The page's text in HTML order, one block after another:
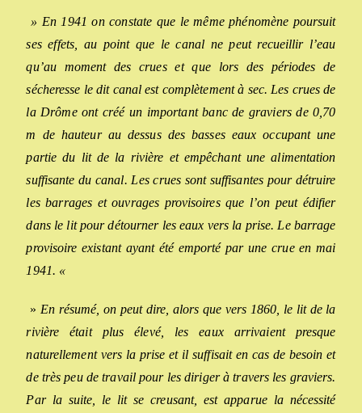
» En 1941 on constate que le même phénomène poursuit
ses effets, au point que le canal ne peut recueillir l’eau
qu’au moment des crues et que lors des périodes de
sécheresse le dit canal est complètement à sec. Les crues de
la Drôme ont créé un important banc de graviers de 0,70
m de hauteur au dessus des basses eaux occupant une
partie du lit de la rivière et empêchant une alimentation
suffisante du canal. Les crues sont suffisantes pour détruire
les barrages et ouvrages provisoires que l’on peut édifier
dans le lit pour détourner les eaux vers la prise. Le barrage
provisoire existant ayant été emporté par une crue en mai
1941. «
» En résumé, on peut dire, alors que vers 1860, le lit de la
rivière était plus élevé, les eaux arrivaient presque
naturellement vers la prise et il suffisait en cas de besoin et
de très peu de travail pour les diriger à travers les graviers.
Par la suite, le lit se creusant, est apparue la nécessité